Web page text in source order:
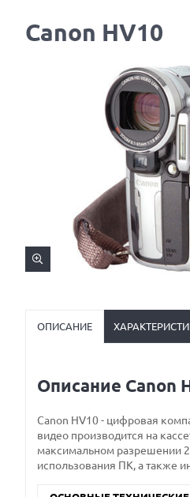
Canon HV10
ОПИСАНИЕ
Описание Canon
Canon HV10 - цифровая
видео производится на
максимальном разрешении
использования ПК, а также